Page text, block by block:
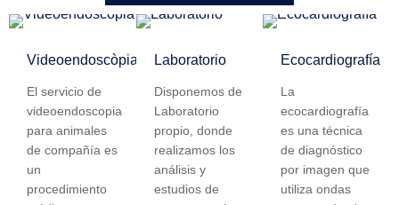
Videoendoscòpia
El servicio de
videoendoscopia
para animales
de compañía es
un
procedimiento
Laboratorio
Disponemos de
Laboratorio
propio, donde
realizamos los
análisis y
estudios de
Ecocardiografía
La
ecocardiografía
es una técnica
de diagnóstico
por imagen que
utiliza ondas